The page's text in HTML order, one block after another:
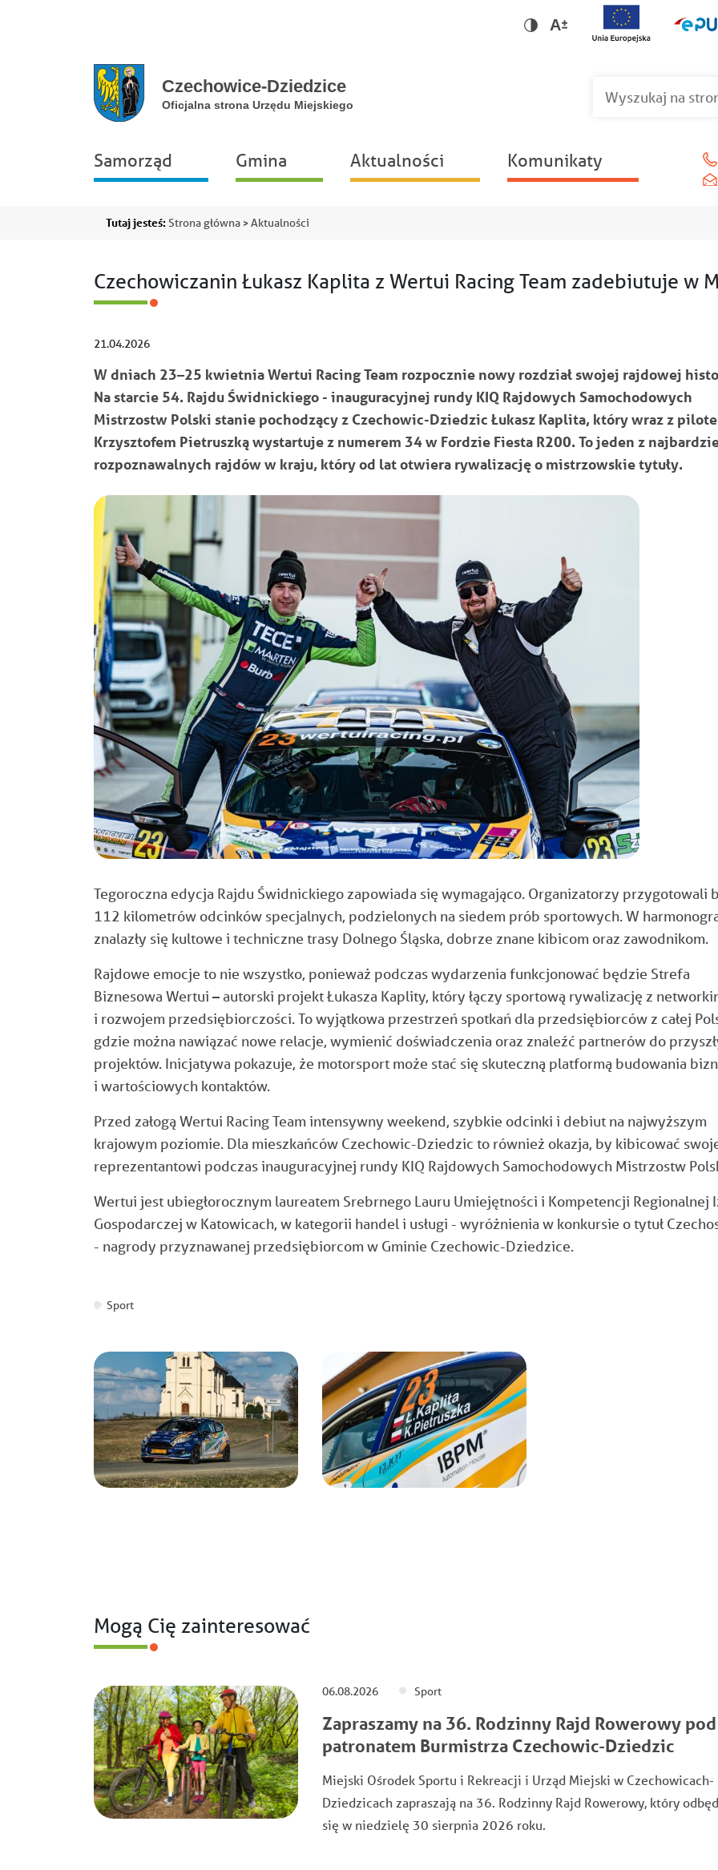
Wersja kontrastowa
Wersja dla niedowidzących
Główna
nawigacja
Samorząd Gmina Aktualności Komunikaty
Ścieżka
Tutaj jesteś: Strona główna Aktualności
Czechowiczanin Łukasz Kaplita z Wertui Racing Team zadebiutuje w
21.04.2026
W dniach 23–25 kwietnia Wertui Racing Team rozpocznie nowy rozdział swojej rajdowej
Na starcie 54. Rajdu Świdnickiego - inauguracyjnej rundy KIQ Rajdowych Samochodowych
Mistrzostw Polski stanie pochodzący z Czechowic-Dziedzic Łukasz Kaplita, który wraz z
Krzysztofem Pietruszką wystartuje z numerem 34 w Fordzie Fiesta R200. To jeden z
rozpoznawalnych rajdów w kraju, który od lat otwiera rywalizację o mistrzowskie tytuły.
Tegoroczna edycja Rajdu Świdnickiego zapowiada się wymagająco. Organizatorzy przygotowali
112 kilometrów odcinków specjalnych, podzielonych na siedem prób sportowych. W
znalazły się kultowe i techniczne trasy Dolnego Śląska, dobrze znane kibicom oraz zawodnikom.
Rajdowe emocje to nie wszystko, ponieważ podczas wydarzenia funkcjonować będzie Strefa
Biznesowa Wertui – autorski projekt Łukasza Kaplity, który łączy sportową rywalizację z
i rozwojem przedsiębiorczości.To wyjątkowa przestrzeń spotkań dla przedsiębiorców z całej
gdzie można nawiązać nowe relacje, wymienić doświadczenia oraz znaleźć partnerów do
projektów. Inicjatywa pokazuje, że motorsport może stać się skuteczną platformą budowania
i wartościowych kontaktów.
Przed załogą Wertui Racing Team intensywny weekend, szybkie odcinki i debiut na najwyższym
krajowym poziomie. Dla mieszkańców Czechowic-Dziedzic to również okazja, by kibicować
reprezentantowi podczas inauguracyjnej rundy KIQ Rajdowych Samochodowych Mistrzostw
Wertui jest ubiegłorocznym laureatem Srebrnego Lauru Umiejętności i Kompetencji Regionalnej
Gospodarczej w Katowicach, w kategorii handel i usługi - wyróżnienia w konkursie o tytuł
- nagrody przyznawanej przedsiębiorcom w Gminie Czechowic-Dziedzice.
Sport
Mogą Cię zainteresować
06.08.2026 Sport
Zapraszamy na 36. Rodzinny Rajd Rowerowy pod
patronatem Burmistrza Czechowic-Dziedzic
Miejski Ośrodek Sportu i Rekreacji i Urząd Miejski w Czechowicach-
Dziedzicach zapraszają na 36. Rodzinny Rajd Rowerowy, który
się w niedzielę 30 sierpnia 2026 roku.